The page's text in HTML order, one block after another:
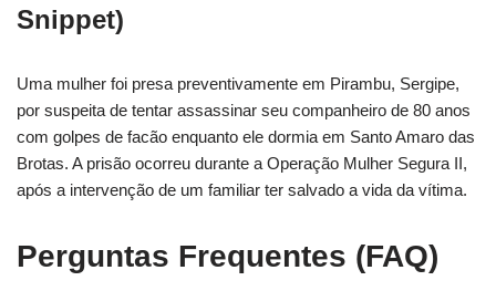
Snippet)
Uma mulher foi presa preventivamente em Pirambu, Sergipe,
por suspeita de tentar assassinar seu companheiro de 80 anos
com golpes de facão enquanto ele dormia em Santo Amaro das
Brotas. A prisão ocorreu durante a Operação Mulher Segura II,
após a intervenção de um familiar ter salvado a vida da vítima.
Perguntas Frequentes (FAQ)